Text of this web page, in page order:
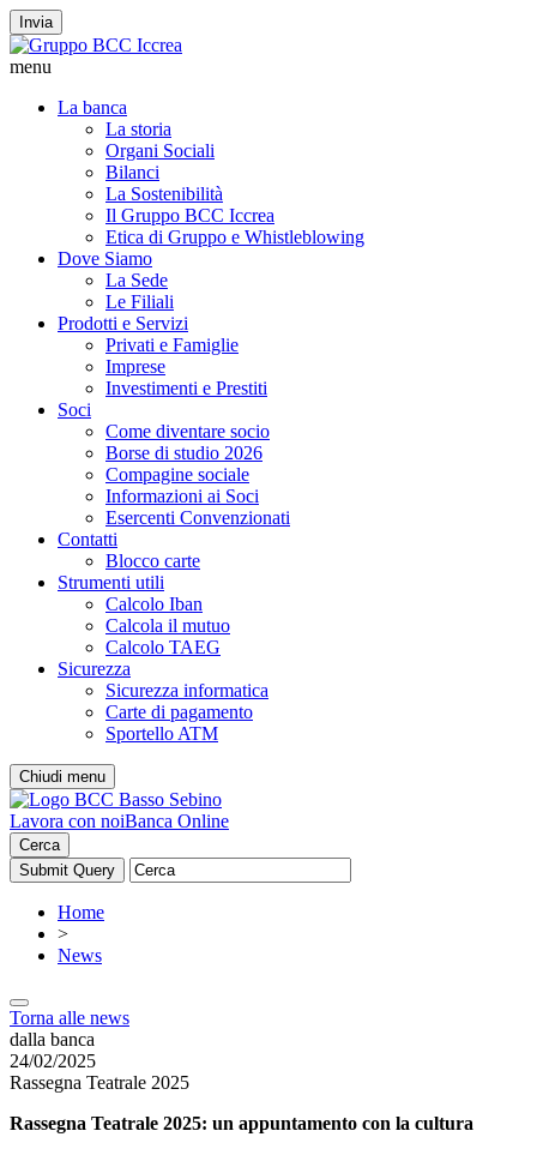
Invia
menu
La banca
La storia
Organi Sociali
Bilanci
La Sostenibilità
Il Gruppo BCC Iccrea
Etica di Gruppo e Whistleblowing
Dove Siamo
La Sede
Le Filiali
Prodotti e Servizi
Privati e Famiglie
Imprese
Investimenti e Prestiti
Soci
Come diventare socio
Borse di studio 2026
Compagine sociale
Informazioni ai Soci
Esercenti Convenzionati
Contatti
Blocco carte
Strumenti utili
Calcolo Iban
Calcola il mutuo
Calcolo TAEG
Sicurezza
Sicurezza informatica
Carte di pagamento
Sportello ATM
Chiudi menu
Lavora con noiBanca Online
Cerca
Home
>
News
Torna alle news
dalla banca
24/02/2025
Rassegna Teatrale 2025
Rassegna Teatrale 2025: un appuntamento con la cultura